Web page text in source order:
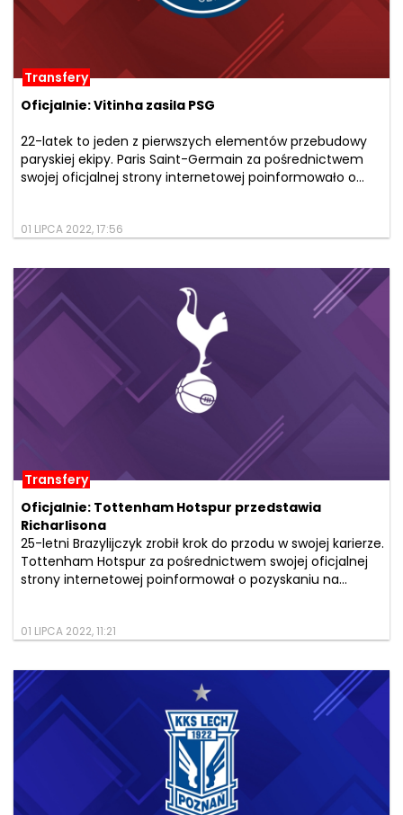
Transfery
Oficjalnie: Vitinha zasila PSG
22-latek to jeden z pierwszych elementów przebudowy
paryskiej ekipy. Paris Saint-Germain za pośrednictwem
swojej oficjalnej strony internetowej poinformowało o...
01 LIPCA 2022, 17:56
Transfery
Oficjalnie: Tottenham Hotspur przedstawia
Richarlisona
25-letni Brazylijczyk zrobił krok do przodu w swojej karierze.
Tottenham Hotspur za pośrednictwem swojej oficjalnej
strony internetowej poinformował o pozyskaniu na...
01 LIPCA 2022, 11:21